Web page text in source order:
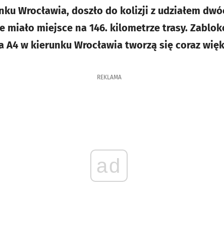
Wrocławia, doszło do kolizji z udziałem
miało miejsce na 146. kilometrze trasy.
A4 w kierunku Wrocławia tworzą się coraz
REKLAMA
ad